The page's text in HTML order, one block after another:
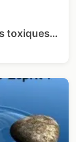
toxiques…